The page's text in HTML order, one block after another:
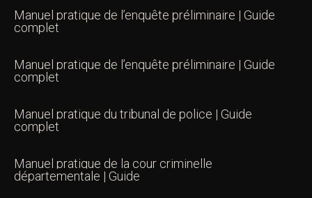
Manuel pratique de l’enquête préliminaire | Guide
complet
Manuel pratique de l’enquête préliminaire | Guide
complet
Manuel pratique du tribunal de police | Guide
complet
Manuel pratique de la cour criminelle
départementale | Guide